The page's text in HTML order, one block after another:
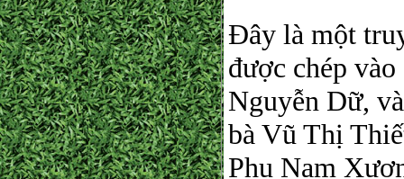
Đây là một
được chép
Nguyễn Dữ,
bà Vũ Thị
Phụ Nam